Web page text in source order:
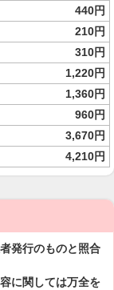
440円
210円
310円
1,220円
1,360円
960円
3,670円
4,210円
発行のものと照合
に関しては万全を